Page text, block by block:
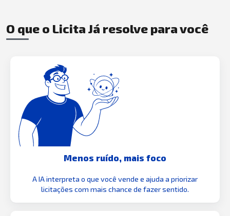
O que o Licita Já resolve para você
Menos ruído, mais foco
A IA interpreta o que você vende e ajuda a priorizar
licitações com mais chance de fazer sentido.